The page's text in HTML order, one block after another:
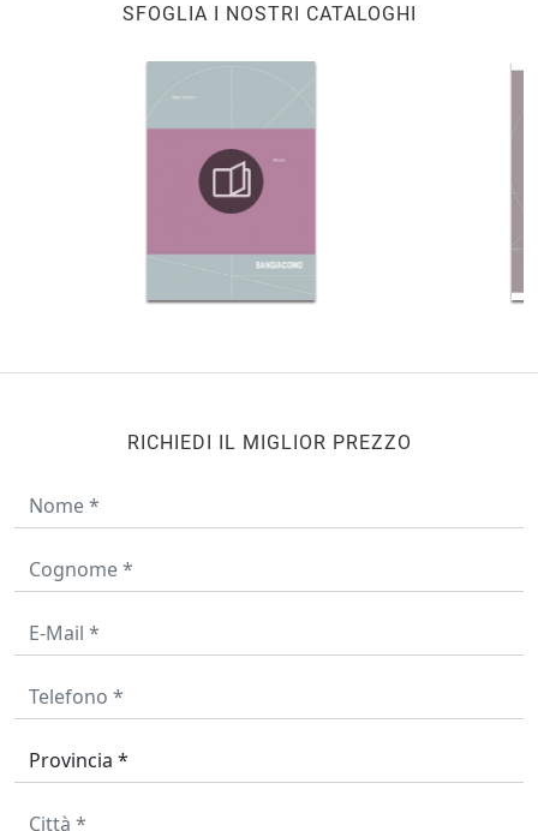
SFOGLIA I NOSTRI CATALOGHI
RICHIEDI IL MIGLIOR PREZZO